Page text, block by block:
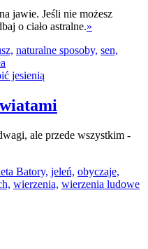
jawie. Jeśli nie możesz
o ciało astralne.»
naturalne sposoby, sen,
ale przede wszystkim -
Batory, jeleń, obyczaje,
wierzenia, wierzenia ludowe